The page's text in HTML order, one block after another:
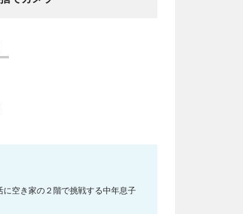
空き家の２階で挑戦する中年息子